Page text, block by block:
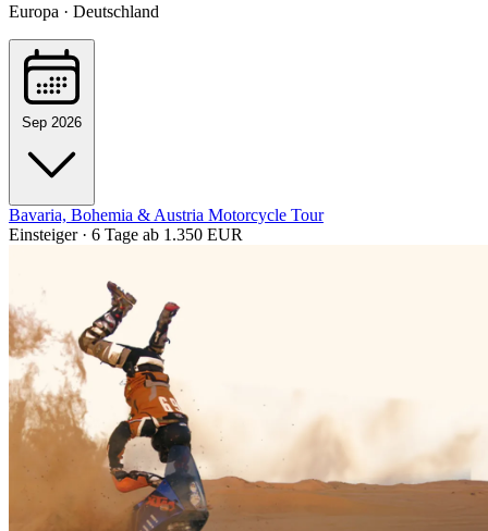
Europa · Deutschland
Sep 2026
Bavaria, Bohemia & Austria Motorcycle Tour
Einsteiger · 6 Tage ab 1.350 EUR